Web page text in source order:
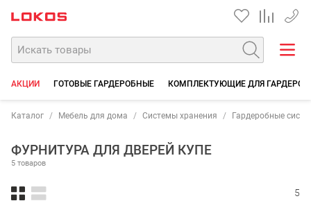
+7
АКЦИИ ГОТОВЫЕ ГАРДЕРОБНЫЕ КОМПЛЕКТУЮЩИЕ ДЛЯ
Каталог Мебель для дома Системы хранения Гардеробные
ФУРНИТУРА ДЛЯ ДВЕРЕЙ КУПЕ
5 товаров
5